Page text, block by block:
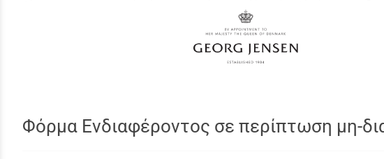
Φόρμα Ενδιαφέροντος σε περίπτωση μη-